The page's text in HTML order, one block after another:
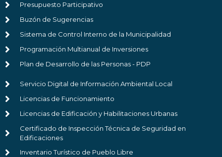
Presupuesto Participativo
Buzón de Sugerencias
Sistema de Control Interno de la Municipalidad
Programación Multianual de Inversiones
Plan de Desarrollo de las Personas - PDP
Servicio Digital de Información Ambiental Local
Licencias de Funcionamiento
Licencias de Edificación y Habilitaciones Urbanas
Certificado de Inspección Técnica de Seguridad en
Edificaciones
Inventario Turístico de Pueblo Libre